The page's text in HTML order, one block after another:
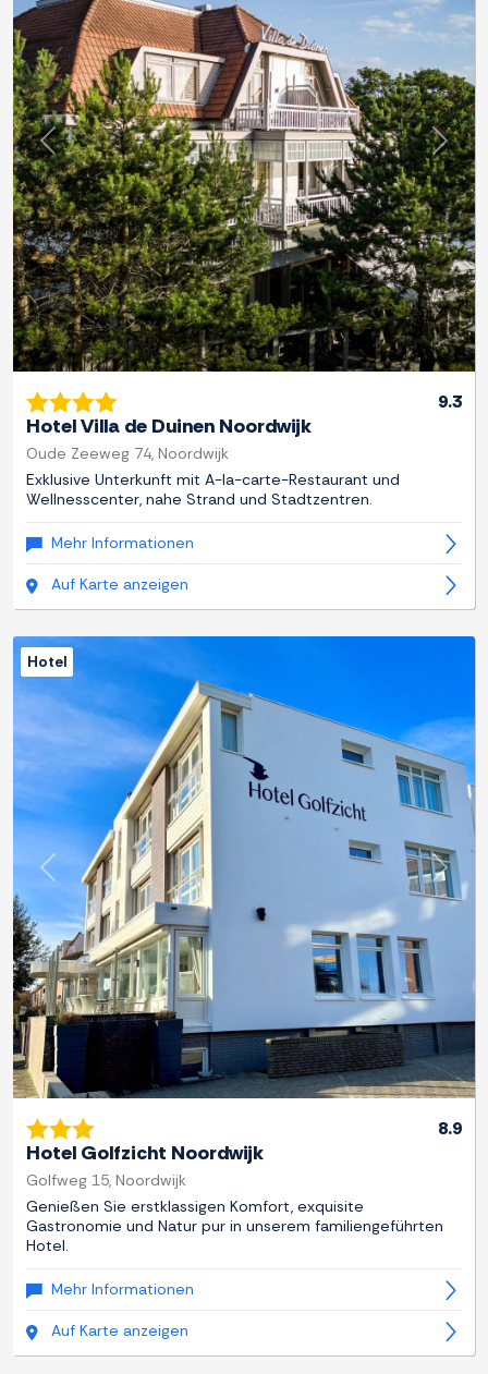
Zurück
9.3
Hotel Villa de Duinen Noordwijk
Oude Zeeweg 74, Noordwijk
Exklusive Unterkunft mit A-la-carte-Restaurant und
Wellnesscenter, nahe Strand und Stadtzentren.
Mehr Informationen
Auf Karte anzeigen
Zurück
Hotel
8.9
Hotel Golfzicht Noordwijk
Golfweg 15, Noordwijk
Genießen Sie erstklassigen Komfort, exquisite
Gastronomie und Natur pur in unserem familiengeführten
Hotel.
Mehr Informationen
Auf Karte anzeigen